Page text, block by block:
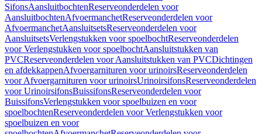
SifonsAansluitbochtenReserveonderdelen voor
AansluitbochtenAfvoermanchetReserveonderdelen voor
AfvoermanchetAansluitsetsReserveonderdelen voor
AansluitsetsVerlengstukken voor spoelbochtReserveonderdelen
voor Verlengstukken voor spoelbochtAansluitstukken van
PVCReserveonderdelen voor Aansluitstukken van PVCDichtingen
en afdekkappenAfvoergarnituren voor urinoirsReserveonderdelen
voor Afvoergarnituren voor urinoirsUrinoirsifonsReserveonderdelen
voor UrinoirsifonsBuissifonsReserveonderdelen voor
BuissifonsVerlengstukken voor spoelbuizen en voor
spoelbochtenReserveonderdelen voor Verlengstukken voor
spoelbuizen en voor